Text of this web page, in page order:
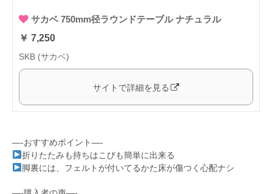
サカベ 750mm径ラウンドテーブル ナチュラル
￥ 7,250
SKB (サカベ)
サイトで詳細を見る
—-おすすめポイント—-
折りたたみも持ちはこびも簡単に出来る
脚裏には、フェルトが付いてるかた床が傷つく心配ナシ